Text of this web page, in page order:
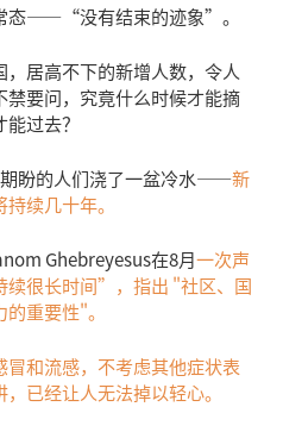
态——“没有结束的迹象”。
居高不下的新增人数，令人
要问，究竟什么时候才能摘
过去？
盼的人们浇了一盆冷水——新
续几十年。
Ghebreyesus在8月一次声
很长时间”，指出 "社区、国
重要性"。
和流感，不考虑其他症状表
已经让人无法掉以轻心。